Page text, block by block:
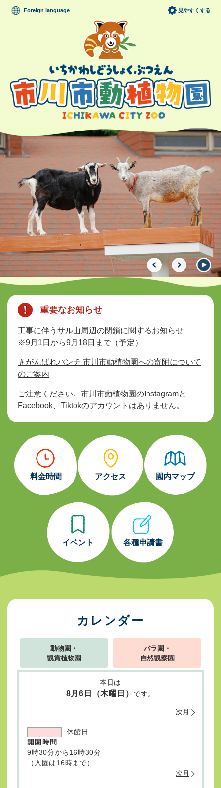
見やすくする
Foreign language
重要なお知らせ
工事に伴うサル山周辺の閉鎖に関するお知らせ
※9月1日から9月18日まで（予定）
＃がんばれパンチ 市川市動植物園への寄附について
のご案内
ご注意ください。市川市動植物園のInstagramと
Facebook、Tiktokのアカウントはありません。
料金時間 アクセス 園内マップ
イベント 各種申請書
カレンダー
動物園・
観賞植物園
バラ園・
自然観察園
本日は
8月6日（木曜日） です。
次月
休館日
開園時間
9時30分から16時30分
（入園は16時まで）
次月